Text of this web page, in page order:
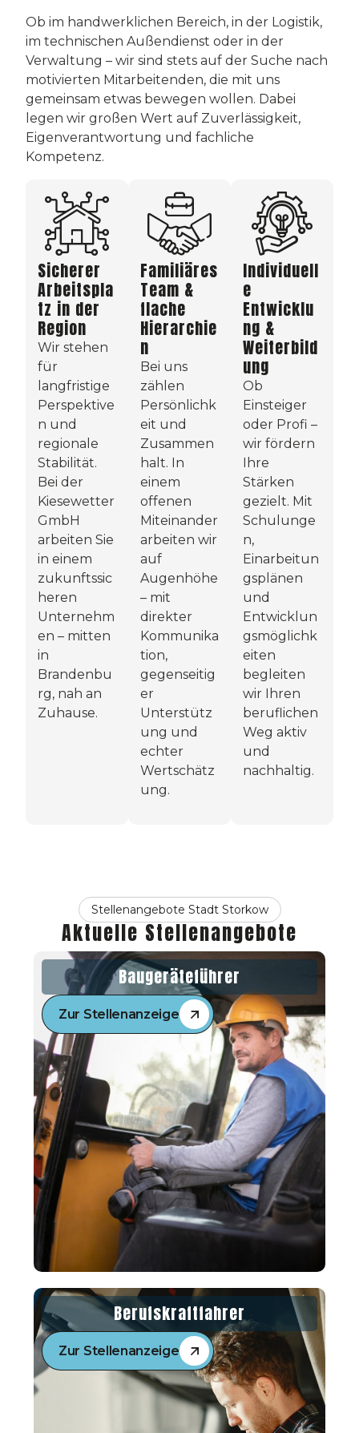
Ob im handwerklichen Bereich, in der Logistik,
im technischen Außendienst oder in der
Verwaltung – wir sind stets auf der Suche nach
motivierten Mitarbeitenden, die mit uns
gemeinsam etwas bewegen wollen. Dabei
legen wir großen Wert auf Zuverlässigkeit,
Eigenverantwortung und fachliche
Kompetenz.
Sicherer
Arbeitspla
tz in der
Region
Wir stehen
für
langfristige
Perspektive
n und
regionale
Stabilität.
Bei der
Kiesewetter
GmbH
arbeiten Sie
in einem
zukunftssic
heren
Unternehm
en – mitten
in
Brandenbu
rg, nah an
Zuhause.
Familiäres
Team &
flache
Hierarchie
n
Bei uns
zählen
Persönlichk
eit und
Zusammen
halt. In
einem
offenen
Miteinander
arbeiten wir
auf
Augenhöhe
– mit
direkter
Kommunika
tion,
gegenseitig
er
Unterstütz
ung und
echter
Wertschätz
ung.
Individuell
e
Entwicklu
ng &
Weiterbild
ung
Ob
Einsteiger
oder Profi –
wir fördern
Ihre
Stärken
gezielt. Mit
Schulunge
n,
Einarbeitun
gsplänen
und
Entwicklun
gsmöglichk
eiten
begleiten
wir Ihren
beruflichen
Weg aktiv
und
nachhaltig.
Stellenangebote Stadt Storkow
Aktuelle Stellenangebote
Baugeräteführer
Zur Stellenanzeige
Berufskraftfahrer
Zur Stellenanzeige